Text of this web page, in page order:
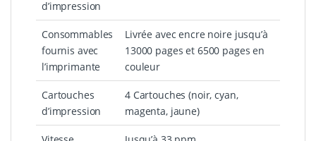
d’impression
Consommables
fournis avec
l’imprimante
Livrée avec encre noire jusqu’à
13000 pages et 6500 pages en
couleur
Cartouches
d’impression
4 Cartouches (noir, cyan,
magenta, jaune)